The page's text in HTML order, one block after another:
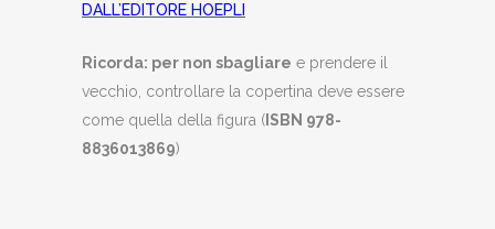
DALL’EDITORE HOEPLI
Ricorda: per non sbagliare e prendere il
vecchio, controllare la copertina deve essere
come quella della figura ( ISBN 978-
8836013869)